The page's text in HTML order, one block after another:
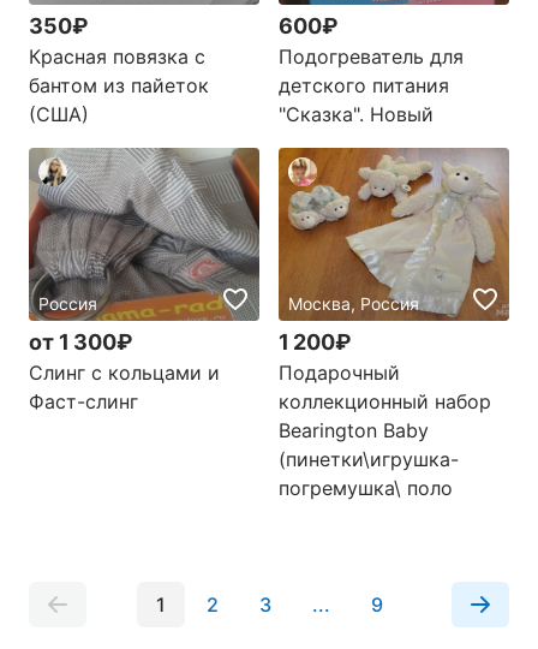
350₽
Красная повязка с
бантом из пайеток
(США)
600₽
Подогреватель для
детского питания
"Сказка". Новый
Россия
от 1 300₽
Слинг с кольцами и
Фаст-слинг
Москва, Россия
1 200₽
Подарочный
коллекционный набор
Bearington Baby
(пинетки\игрушка-
погремушка\ поло
1 2 3 ... 9